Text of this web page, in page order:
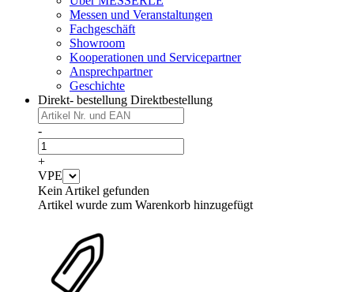
Messen und Veranstaltungen
Fachgeschäft
Showroom
Kooperationen und Servicepartner
Ansprechpartner
Geschichte
Direkt- bestellung Direktbestellung
-
+
VPE
Kein Artikel gefunden
Artikel wurde zum Warenkorb hinzugefügt